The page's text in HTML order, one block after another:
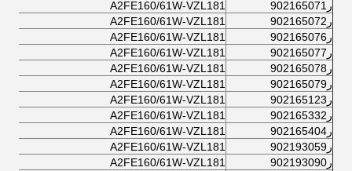
ر902165071
A2FE160/61W-VZL181
ر902165072
A2FE160/61W-VZL181
ر902165076
A2FE160/61W-VZL181
ر902165077
A2FE160/61W-VZL181
ر902165078
A2FE160/61W-VZL181
ر902165079
A2FE160/61W-VZL181
ر902165123
A2FE160/61W-VZL181
ر902165332
A2FE160/61W-VZL181
ر902165404
A2FE160/61W-VZL181
ر902193059
A2FE160/61W-VZL181
ر902193090
A2FE160/61W-VZL181